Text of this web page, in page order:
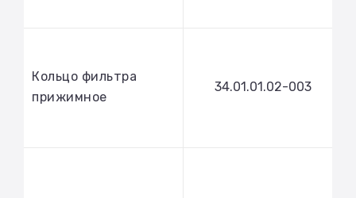
Кольцо фильтра
прижимное
34.01.01.02-003